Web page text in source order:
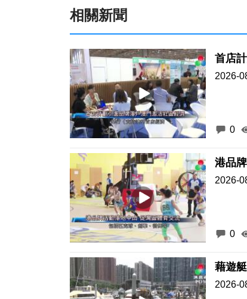
相關新聞
首店
2026-
0
港品
2026-
0
藉遊
2026-